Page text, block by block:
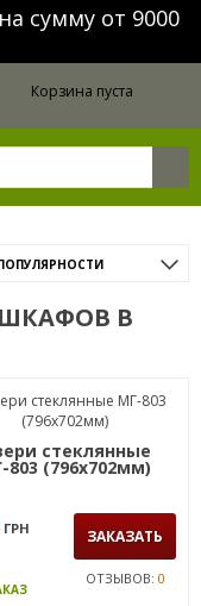
на сумму от 9000
Корзина пуста
В
стеклянные
803 (796х702мм)
ГРН ЗАКАЗАТЬ
ОТЗЫВОВ: 0